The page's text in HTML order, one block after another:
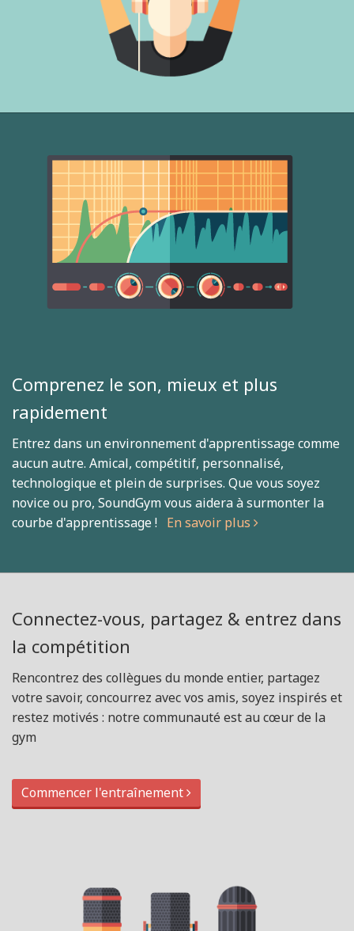
Comprenez le son, mieux et plus
rapidement
Entrez dans un environnement d'apprentissage comme
aucun autre. Amical, compétitif, personnalisé,
technologique et plein de surprises. Que vous soyez
novice ou pro, SoundGym vous aidera à surmonter la
courbe d'apprentissage ! En savoir plus
Connectez-vous, partagez & entrez dans
la compétition
Rencontrez des collègues du monde entier, partagez
votre savoir, concourrez avec vos amis, soyez inspirés et
restez motivés : notre communauté est au cœur de la
gym
Commencer l'entraînement